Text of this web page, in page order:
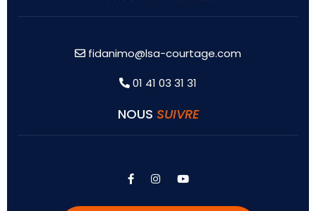
fidanimo@lsa-courtage.com
01 41 03 31 31
NOUS SUIVRE
facebookinstagramyoutube